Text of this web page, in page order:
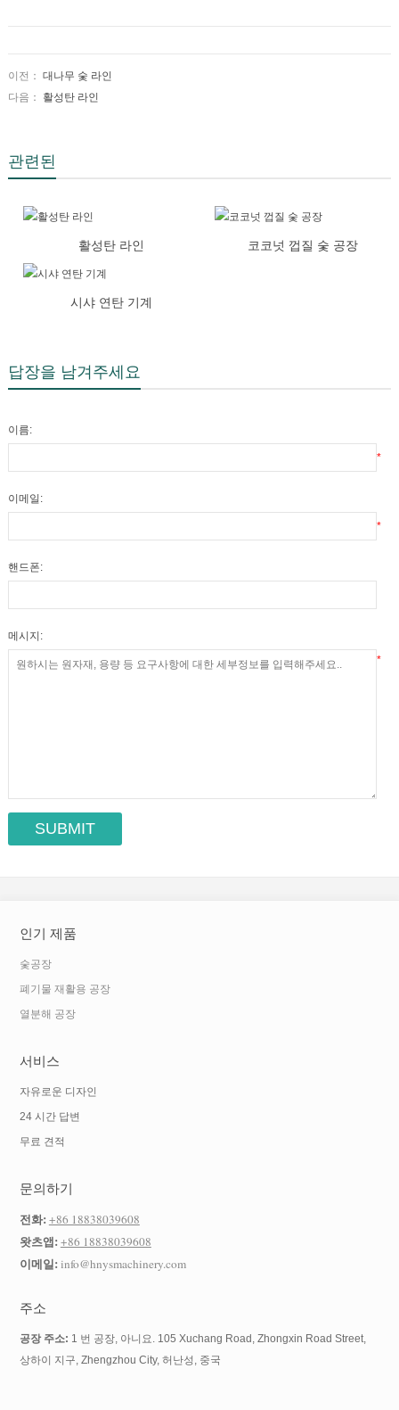
이전： 대나무 숯 라인
다음： 활성탄 라인
관련된
활성탄 라인 코코넛 껍질 숯 공장
시샤 연탄 기계
답장을 남겨주세요
이름:
*
이메일:
*
핸드폰:
메시지:
*
인기 제품
숯공장
폐기물 재활용 공장
열분해 공장
서비스
자유로운 디자인
24 시간 답변
무료 견적
문의하기
전화:+86 18838039608
왓츠앱:+86 18838039608
이메일:info@hnysmachinery.com
주소
공장 주소: 1 번 공장, 아니요. 105 Xuchang Road, Zhongxin Road Street,
상하이 지구, Zhengzhou City, 허난성, 중국